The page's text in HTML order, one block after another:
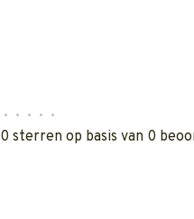
• • • • •
0 sterren op basis van 0